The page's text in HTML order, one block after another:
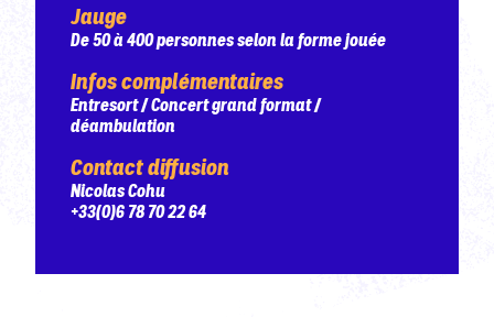
Jauge
De 50 à 400 personnes selon la forme jouée
Infos complémentaires
Entresort / Concert grand format /
déambulation
Contact diffusion
Nicolas Cohu
+33(0)6 78 70 22 64